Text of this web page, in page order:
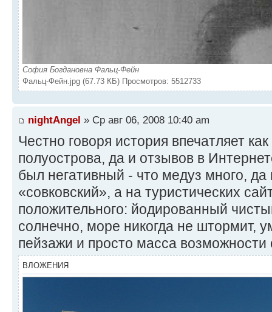
София Богдановна Фальц-Фейн
Фальц-Фейн.jpg (67.73 КБ) Просмотров: 5512733
nightAngel » Ср авг 06, 2008 10:40 am
Честно говоря история впечатляет
полуострова, да и отзывов в
был негативный - что медуз много, да
«совковский», а на туристических
положительного: йодированный
солнечно, море никогда не штормит,
пейзажи и просто масса возможности
ВЛОЖЕНИЯ